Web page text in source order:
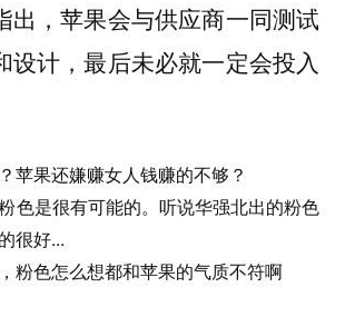
出，苹果会与供应商一同测试
设计，最后未必就一定会投入
苹果还嫌赚女人钱赚的不够？
色是很有可能的。听说华强北出的粉色
很好...
粉色怎么想都和苹果的气质不符啊